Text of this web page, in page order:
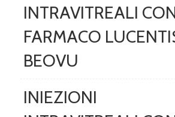
INTRAVITREALI
FARMACO
BEOVU
INIEZIONI